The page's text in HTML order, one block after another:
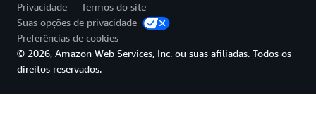
Privacidade
Termos do site
Suas opções de privacidade
Preferências de cookies
© 2026, Amazon Web Services, Inc. ou suas afiliadas. Todos os
direitos reservados.